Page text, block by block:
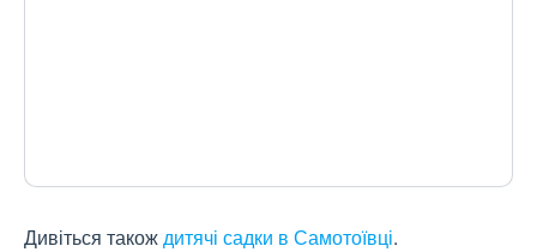
Дивіться такождитячі садки в Самотоївці.